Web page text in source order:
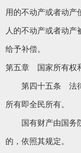
用的不动产或者动产
人的不动产或者动产
给予补偿。
第五章 国家所有权
第四十五条 法律
所有即全民所有。
国有财产由国务
的，依照其规定。